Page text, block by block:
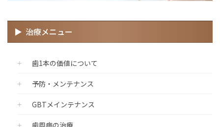
治療メニュー
歯1本の価値について
予防・メンテナンス
GBTメインテナンス